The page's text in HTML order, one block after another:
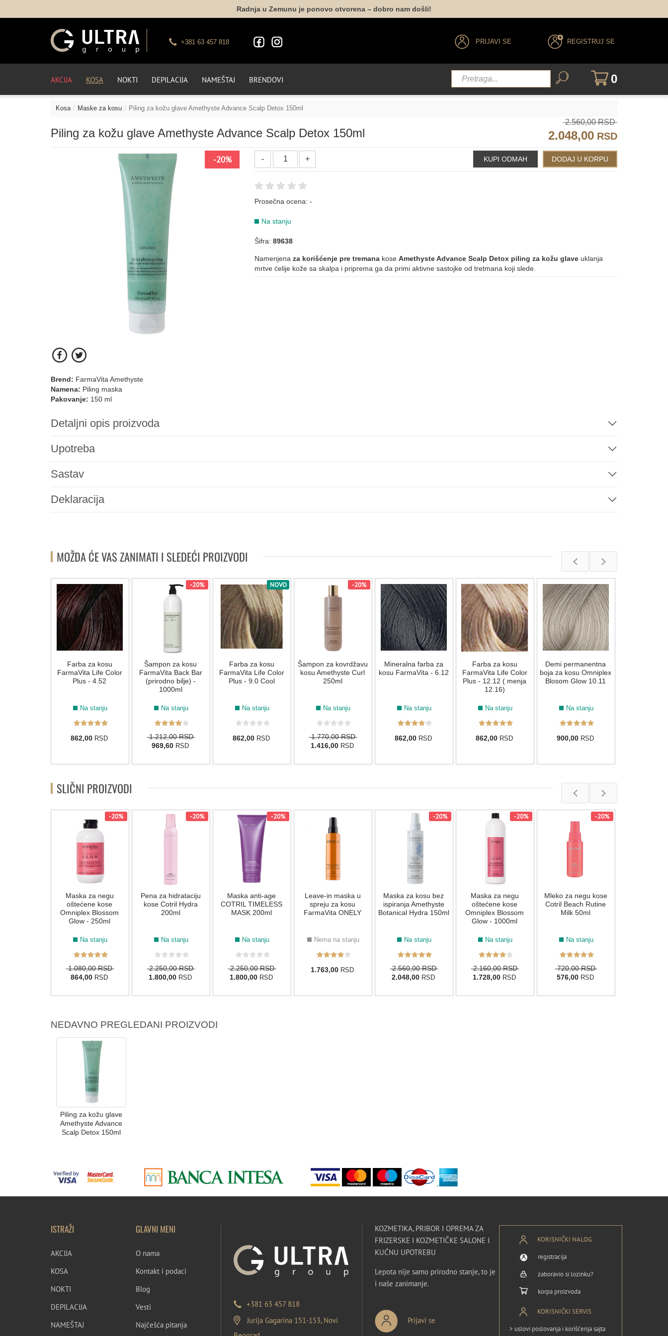
Radnja u Zemunu je ponovo otvorena – dobro nam došli!
+381 63 457 818 PRIJAVI SE REGISTRUJ SE
AKCIJA KOSA NOKTI DEPILACIJA NAMEŠTAJ BRENDOVI 0
Kosa Maske za kosu Piling za kožu glave Amethyste Advance Scalp Detox 150ml
Piling za kožu glave Amethyste Advance Scalp Detox 150ml
2.560,00 RSD
2.048,00 RSD
NOVO
-20%
Prosečna ocena:-
Na stanju
Šifra:89638
Namenjenaza korišćenje pre tremana koseAmethyste Advance Scalp Detox piling za kožu glave uklanja
mrtve ćelije kože sa skalpa i priprema ga da primi aktivne sastojke od tretmana koji slede.
Brend: FarmaVita Amethyste
Namena: Piling maska
Pakovanje: 150 ml
Detaljni opis proizvoda
Upotreba
Sastav
Deklaracija
MOŽDA ĆE VAS ZANIMATI I SLEDEĆI PROIZVODI
Farba za kosu
FarmaVita Life Color
Plus - 4.52
Na stanju
862,00 RSD
-20%
Šampon za kosu
FarmaVita Back Bar
(prirodno bilje) -
1000ml
Na stanju
1.212,00 RSD
969,60 RSD
NOVO
Farba za kosu
FarmaVita Life Color
Plus - 9.0 Cool
Na stanju
862,00 RSD
-20%
Šampon za kovrdžavu
kosu Amethyste Curl
250ml
Na stanju
1.770,00 RSD
1.416,00 RSD
Mineralna farba za
kosu FarmaVita - 6.12
Na stanju
862,00 RSD
Farba za kosu
FarmaVita Life Color
Plus - 12.12 ( menja
12.16)
Na stanju
862,00 RSD
Demi permanentna
boja za kosu Omniplex
Blosom Glow 10.11
Na stanju
900,00 RSD
SLIČNI PROIZVODI
-20%
Maska za negu
oštećene kose
Omniplex Blossom
Glow - 250ml
Na stanju
1.080,00 RSD
864,00 RSD
-20%
Pena za hidrataciju
kose Cotril Hydra
200ml
Na stanju
2.250,00 RSD
1.800,00 RSD
-20%
Maska anti-age
COTRIL TIMELESS
MASK 200ml
Na stanju
2.250,00 RSD
1.800,00 RSD
Leave-in maska u
spreju za kosu
FarmaVita ONELY
Nema na stanju
1.763,00 RSD
-20%
Maska za kosu bez
ispiranja Amethyste
Botanical Hydra 150ml
Na stanju
2.560,00 RSD
2.048,00 RSD
-20%
Maska za negu
oštećene kose
Omniplex Blossom
Glow - 1000ml
Na stanju
2.160,00 RSD
1.728,00 RSD
-20%
Mleko za negu kose
Cotril Beach Rutine
Milk 50ml
Na stanju
720,00 RSD
576,00 RSD
NEDAVNO PREGLEDANI PROIZVODI
Piling za kožu glave
Amethyste Advance
Scalp Detox 150ml
ISTRAŽI
AKCIJA
KOSA
NOKTI
DEPILACIJA
NAMEŠTAJ
GLAVNI MENI
O nama
Kontakt i podaci
Blog
Vesti
Najčešća pitanja
+381 63 457 818
Jurija Gagarina 151-153, Novi
KOZMETIKA, PRIBOR I OPREMA ZA
FRIZERSKE I KOZMETIČKE SALONE I
KUĆNU UPOTREBU
Lepota nije samo prirodno stanje, to je
i naše zanimanje.
Prijavi se
KORISNIČKI NALOG
registracija
zaboravio si lozinku?
korpa proizvoda
KORISNIČKI SERVIS
> uslovi poslovanja i korišćenja sajta